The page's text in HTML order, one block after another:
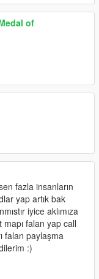
of
fazla insanların
yap artık bak
iyice aklımıza
falan yap call
falan paylaşma
:)